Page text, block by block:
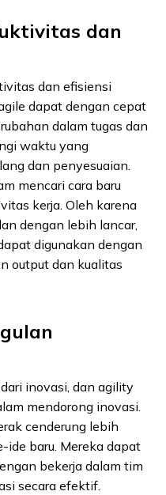
dan
dan efisiensi
dapat dengan cepat
dalam tugas dan
waktu yang
dan penyesuaian.
mencari cara baru
kerja. Oleh karena
dengan lebih lancar,
digunakan dengan
output dan kualitas
inovasi, dan agility
mendorong inovasi.
cenderung lebih
ide baru. Mereka dapat
bekerja dalam tim
secara efektif.